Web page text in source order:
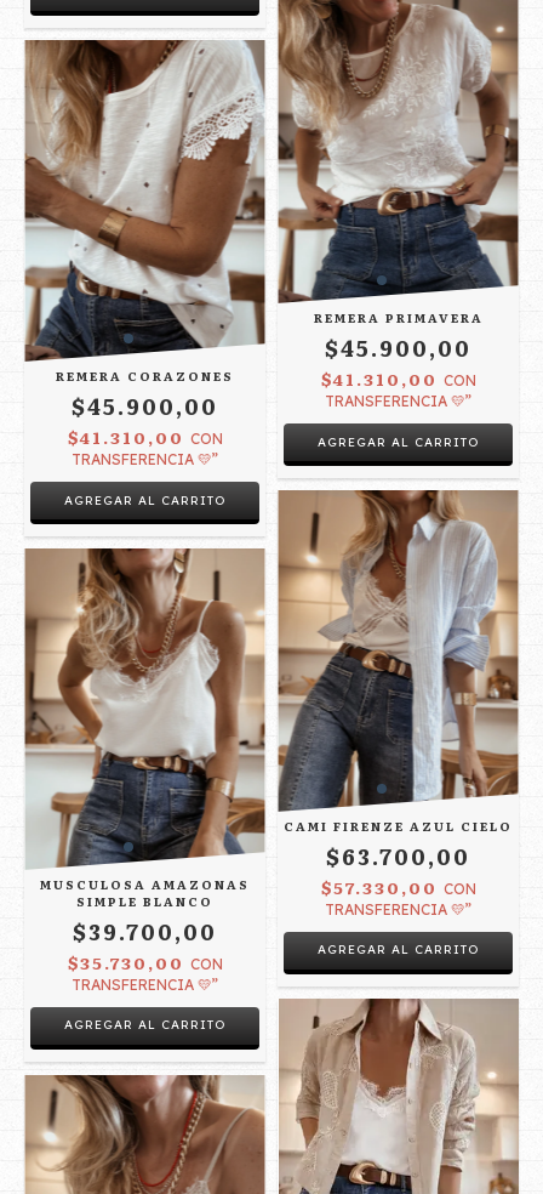
REMERA CORAZONES
$45.900,00
$41.310,00 CON
TRANSFERENCIA 💛”
REMERA PRIMAVERA
$45.900,00
$41.310,00 CON
TRANSFERENCIA 💛”
MUSCULOSA AMAZONAS
SIMPLE BLANCO
$39.700,00
$35.730,00 CON
TRANSFERENCIA 💛”
AGREGAR AL CARRITO
CAMI FIRENZE AZUL CIELO
$63.700,00
$57.330,00 CON
TRANSFERENCIA 💛”
AGREGAR AL CARRITO